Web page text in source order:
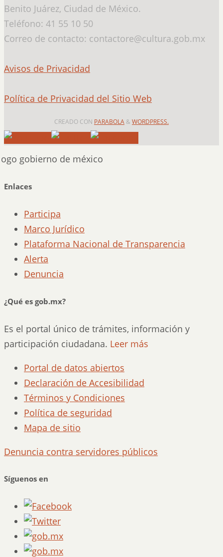
Benito Juárez, Ciudad de México.
Teléfono: 41 55 10 50
Correo de contacto: contactore@cultura.gob.mx
Avisos de Privacidad
Política de Privacidad del Sitio Web
CREADO CON PARABOLA & WORDPRESS.
Enlaces
Participa
Marco Jurídico
Plataforma Nacional de Transparencia
Alerta
Denuncia
¿Qué es gob.mx?
Es el portal único de trámites, información y
participación ciudadana. Leer más
Portal de datos abiertos
Declaración de Accesibilidad
Términos y Condiciones
Política de seguridad
Mapa de sitio
Denuncia contra servidores públicos
Síguenos en